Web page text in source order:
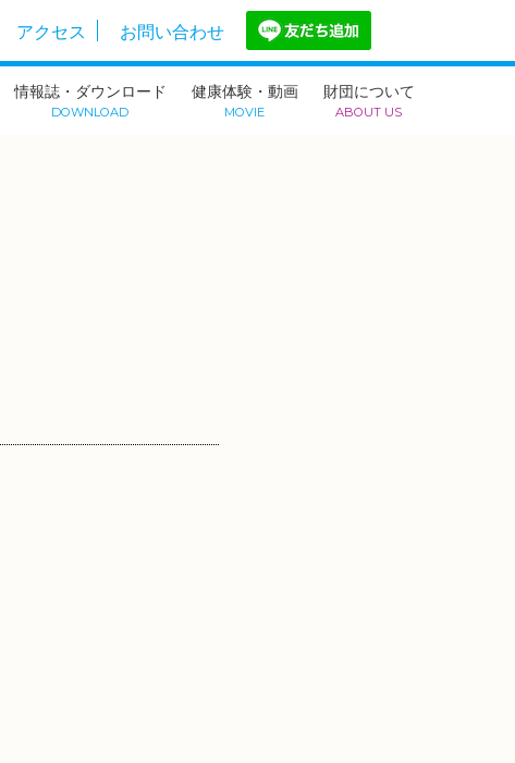
アクセス お問い合わせ
情報誌・ダウンロード
DOWNLOAD
健康体験・動画
MOVIE
財団について
ABOUT US